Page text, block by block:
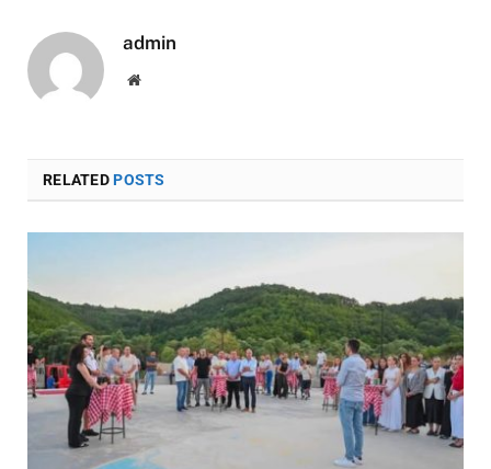
admin
Website
RELATEDPOSTS